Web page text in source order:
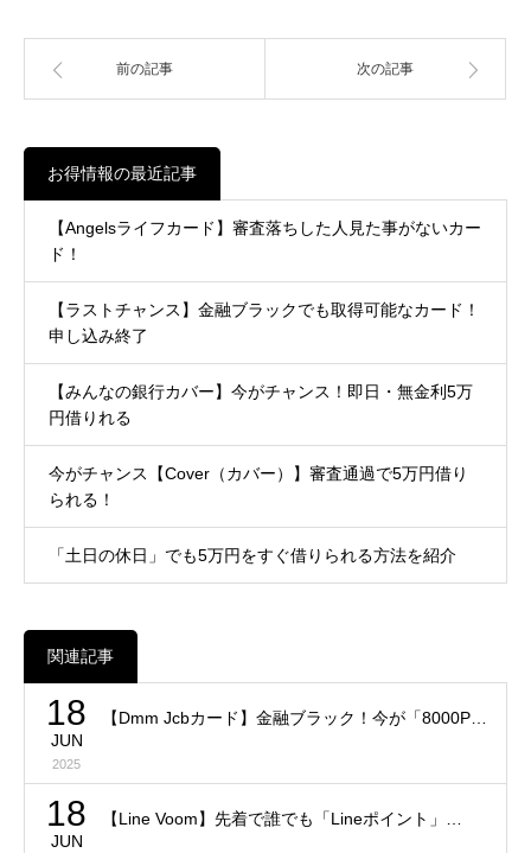
前の記事 次の記事
お得情報の最近記事
【Angelsライフカード】審査落ちした人見た事がないカー
ド！
【ラストチャンス】金融ブラックでも取得可能なカード！
申し込み終了
【みんなの銀行カバー】今がチャンス！即日・無金利5万
円借りれる
今がチャンス【Cover（カバー）】審査通過で5万円借り
られる！
「土日の休日」でも5万円をすぐ借りられる方法を紹介
関連記事
18
JUN
2025
【Dmm Jcbカード】金融ブラック！今が「8000P…
18
JUN
【Line Voom】先着で誰でも「Lineポイント」…